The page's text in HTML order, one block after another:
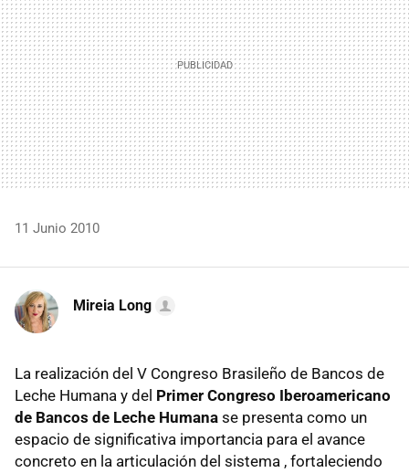
11 Junio 2010
Mireia Long
La realización del V Congreso Brasileño de Bancos de
Leche Humana y del Primer Congreso Iberoamericano
de Bancos de Leche Humana se presenta como un
espacio de significativa importancia para el avance
concreto en la articulación del sistema , fortaleciendo